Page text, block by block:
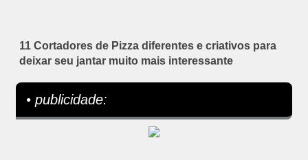
11 Cortadores de Pizza diferentes e criativos para
deixar seu jantar muito mais interessante
• publicidade: